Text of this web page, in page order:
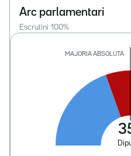
Arc parlamentari
Escrutini 100%